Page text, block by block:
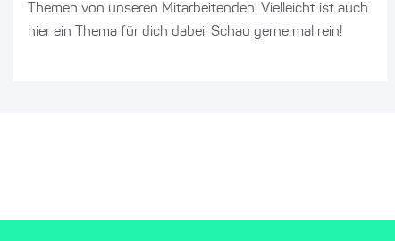
Themen von unseren Mitarbeitenden. Vielleicht ist auch
hier ein Thema für dich dabei. Schau gerne mal rein!